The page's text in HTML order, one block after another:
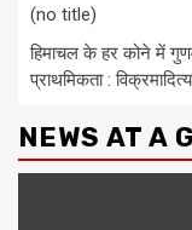
(no title)
हिमाचल के हर कोने में
प्राथमिकता :
NEWS AT A